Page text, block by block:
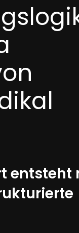
entsteht